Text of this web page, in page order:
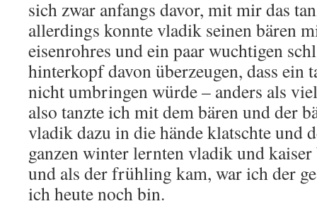
sich zwar anfangs davor, mit mir das
allerdings konnte vladik seinen bären
eisenrohres und ein paar wuchtigen
hinterkopf davon überzeugen, dass ein
nicht umbringen würde – anders als
also tanzte ich mit dem bären und der
vladik dazu in die hände klatschte und
ganzen winter lernten vladik und
und als der frühling kam, war ich der
ich heute noch bin.